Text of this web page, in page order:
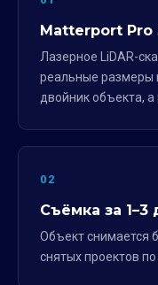
Matterport Pro
Лазерное LiDAR-
реальные размеры
двойник объекта,
02
Съёмка за 1–3
Объект снимается
снятых проектов по